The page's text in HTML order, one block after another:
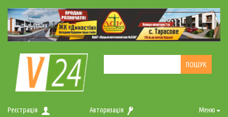
Реєстрація Авторизація Меню